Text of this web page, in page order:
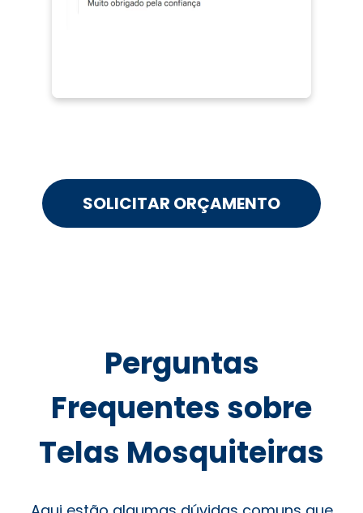
SOLICITAR ORÇAMENTO
Perguntas
Frequentes sobre
Telas Mosquiteiras